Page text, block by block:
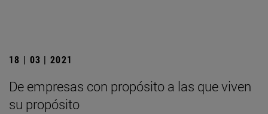
18 | 03 | 2021
De empresas con propósito a las que viven
su propósito